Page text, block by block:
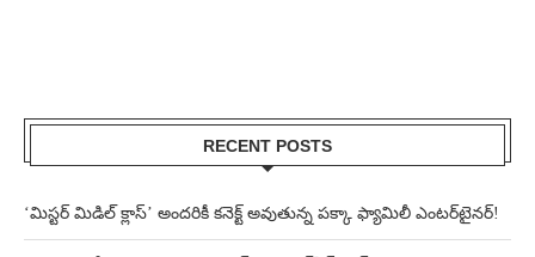
RECENT POSTS
‘మిస్టర్ మిడిల్ క్లాస్’ అందరికీ కనెక్ట్ అవుతున్న పక్కా ఫ్యామిలీ ఎంటర్‌టైనర్!